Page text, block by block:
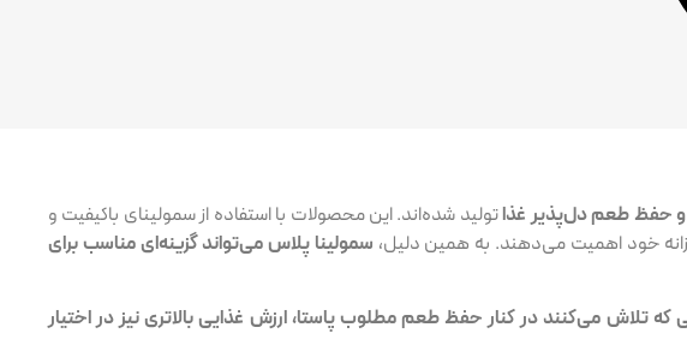
حفظ طعم دل‌پذیر غذاتولید شده‌اند. این محصولات با استفاده از سمولینای باکیفیت و
خود اهمیت می‌دهند. به همین دلیل، سمولینا پلاس می‌تواند گزینه‌ای مناسب برای
که تلاش می‌کنند در کنار حفظ طعم مطلوب پاستا، ارزش غذایی بالاتری نیز در اختیار